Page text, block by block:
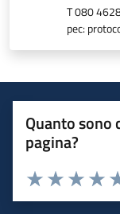
T 080
pec:
Quanto sono
pagina?
Valuta 3
Valuta 2
Valuta 1 stelle